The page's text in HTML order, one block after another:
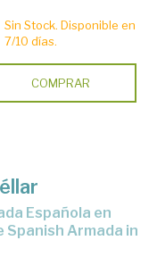
Sin Stock. Disponible en
7/10 días.
COMPRAR
Spanish Armada in